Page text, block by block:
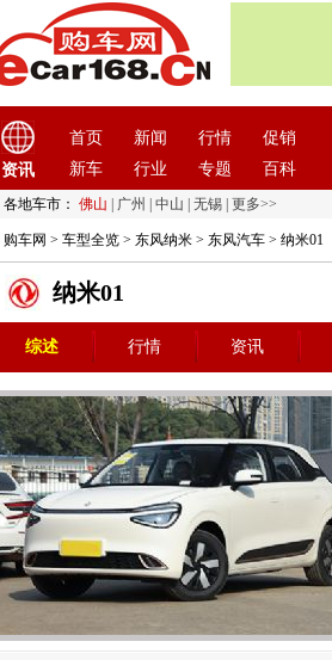
资讯
首页 新闻 行情
促销
新车
行业 专题 百科
各地车市： 佛山 广州 中山 无锡 更多>>
购车网 > 车型全览 > 东风纳米 > 东风汽车 > 纳米01
纳米01
综述 行情 资讯